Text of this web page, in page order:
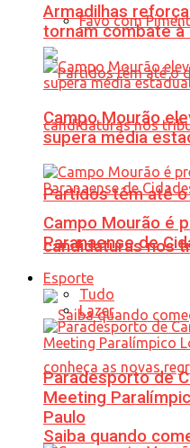
Favo com
Partidos têm até
candidaturas nos
Saiba quando
Armadilhas
tornam combate
Campo Mourão
supera média
Campo Mourão é
Paranaense de
Esporte
Tudo
Lazer
Paradesporto de
Meeting
Paulo